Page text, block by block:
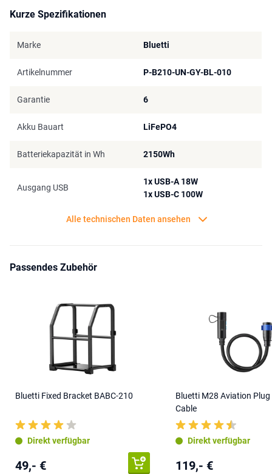
Kurze Spezifikationen
Marke Bluetti
Artikelnummer P-B210-UN-GY-BL-010
Garantie 6
Akku Bauart LiFePO4
Batteriekapazität in Wh 2150Wh
Ausgang USB
1x USB-A 18W
1x USB-C 100W
Alle technischen Daten ansehen
Passendes Zubehör
Bluetti Fixed Bracket BABC-210
Direkt verfügbar
49,- €
Bluetti M28 Aviation
Cable
Direkt verfügbar
119,- €